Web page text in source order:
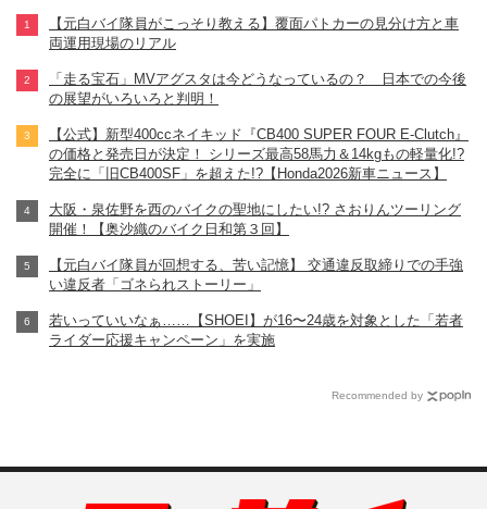
【元白バイ隊員がこっそり教える】覆面パトカーの見分け方と車
両運用現場のリアル
「走る宝石」MVアグスタは今どうなっているの？ 日本での今後
の展望がいろいろと判明！
【公式】新型400ccネイキッド『CB400 SUPER FOUR E-Clutch』
の価格と発売日が決定！ シリーズ最高58馬力＆14kgもの軽量化!?
完全に「旧CB400SF」を超えた!?【Honda2026新車ニュース】
大阪・泉佐野を西のバイクの聖地にしたい!? さおりんツーリング
開催！【奥沙織のバイク日和第３回】
【元白バイ隊員が回想する、苦い記憶】 交通違反取締りでの手強
い違反者「ゴネられストーリー」
若いっていいなぁ……【SHOEI】が16〜24歳を対象とした「若者
ライダー応援キャンペーン」を実施
Recommended by